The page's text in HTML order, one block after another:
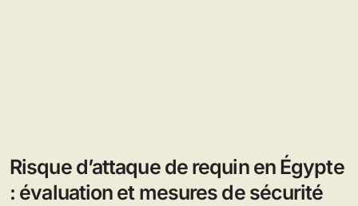
Risque d’attaque de requin en Égypte
: évaluation et mesures de sécurité